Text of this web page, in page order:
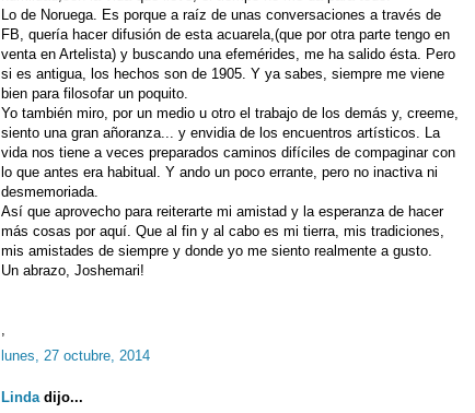
Lo de Noruega. Es porque a raíz de unas conversaciones a través de
FB, quería hacer difusión de esta acuarela,(que por otra parte tengo en
venta en Artelista) y buscando una efemérides, me ha salido ésta. Pero
si es antigua, los hechos son de 1905. Y ya sabes, siempre me viene
bien para filosofar un poquito.
Yo también miro, por un medio u otro el trabajo de los demás y, creeme,
siento una gran añoranza... y envidia de los encuentros artísticos. La
vida nos tiene a veces preparados caminos difíciles de compaginar con
lo que antes era habitual. Y ando un poco errante, pero no inactiva ni
desmemoriada.
Así que aprovecho para reiterarte mi amistad y la esperanza de hacer
más cosas por aquí. Que al fin y al cabo es mi tierra, mis tradiciones,
mis amistades de siempre y donde yo me siento realmente a gusto.
Un abrazo, Joshemari!
lunes, 27 octubre, 2014
Linda dijo...